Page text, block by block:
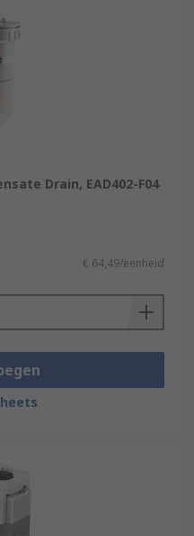
Drain, EAD402-F04
€ 64,49/eenheid